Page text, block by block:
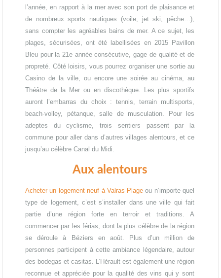
l’année, en rapport à la mer avec son port de plaisance et
de nombreux sports nautiques (voile, jet ski, pêche…),
sans compter les agréables bains de mer. A ce sujet, les
plages, sécurisées, ont été labellisées en 2015 Pavillon
Bleu pour la 21e année consécutive, gage de qualité et de
propreté. Côté loisirs, vous pourrez organiser une sortie au
Casino de la ville, ou encore une soirée au cinéma, au
Théâtre de la Mer ou en discothèque. Les plus sportifs
auront l’embarras du choix : tennis, terrain multisports,
beach-volley, pétanque, salle de musculation. Pour les
adeptes du cyclisme, trois sentiers passent par la
commune pour aller dans d’autres villages alentours, et ce
jusqu’au célèbre Canal du Midi.
Aux alentours
Acheter un logement neuf à Valras-Plageou n’importe quel
type de logement, c’est s’installer dans une ville qui fait
partie d’une région forte en terroir et traditions. A
commencer par les férias, dont la plus célèbre de la région
se déroule à Béziers en août. Plus d’un million de
personnes participent à cette ambiance légendaire, autour
des bodegas et casitas. L’Hérault est également une région
reconnue et appréciée pour la qualité des vins qui y sont